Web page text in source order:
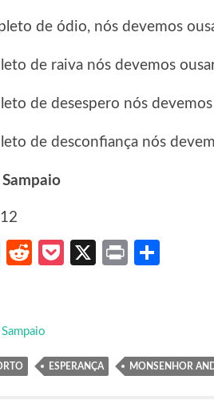
de ódio, nós devemos
de raiva nós devemos
de desespero nós
de desconfiança nós
LinkedIn
RedditPocket
X Print
ESPERANÇA MONSENHOR